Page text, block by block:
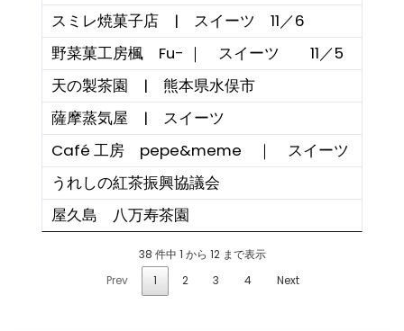
スミレ焼菓子店 | スイーツ 11／6
野菜菓工房楓 Fu- ｜ スイーツ 11／5
天の製茶園 | 熊本県水俣市
薩摩蒸気屋 | スイーツ
Café 工房 pepe&meme ｜ スイーツ
うれしの紅茶振興協議会
屋久島 八万寿茶園
38 件中 1 から 12 まで表示
Prev
1 2 3 4 Next